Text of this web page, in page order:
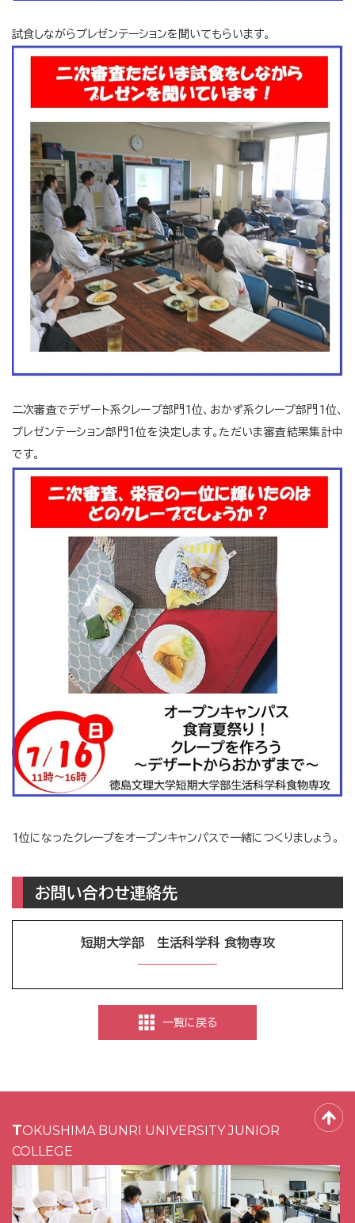
試食しながらプレゼンテーションを聞いてもらいます。
二次審査でデザート系クレープ部門1位、おかず系クレープ部門1位、
プレゼンテーション部門1位を決定します。ただいま審査結果集計中
です。
1位になったクレープをオープンキャンパスで一緒につくりましょう。
お問い合わせ連絡先
短期大学部 生活科学科 食物専攻
一覧に戻る
TOKUSHIMA BUNRI UNIVERSITY JUNIOR
COLLEGE